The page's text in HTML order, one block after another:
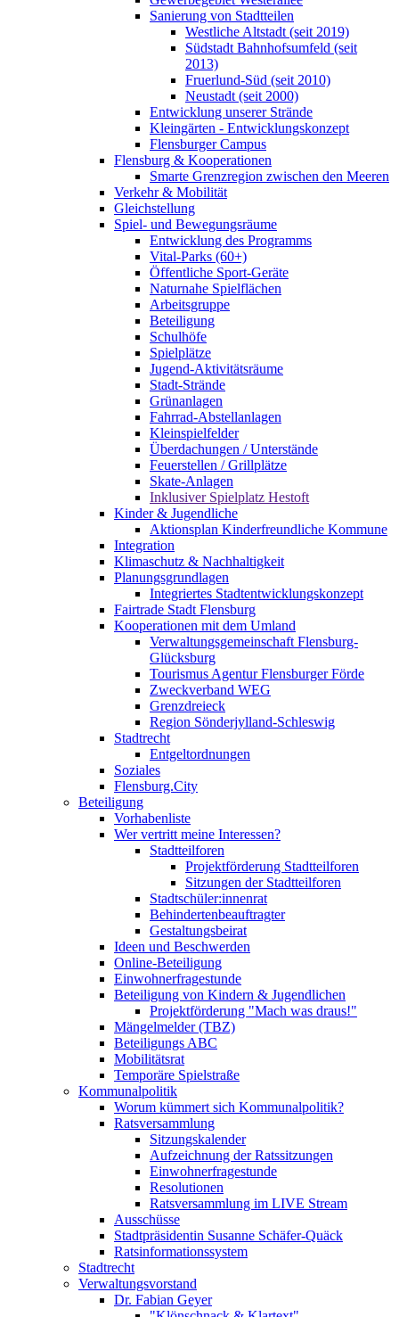
Sanierung von Stadtteilen
Westliche Altstadt (seit 2019)
Südstadt Bahnhofsumfeld (seit
2013)
Fruerlund-Süd (seit 2010)
Neustadt (seit 2000)
Entwicklung unserer Strände
Kleingärten - Entwicklungskonzept
Flensburger Campus
Flensburg & Kooperationen
Smarte Grenzregion zwischen den Meeren
Verkehr & Mobilität
Gleichstellung
Spiel- und Bewegungsräume
Entwicklung des Programms
Vital-Parks (60+)
Öffentliche Sport-Geräte
Naturnahe Spielflächen
Arbeitsgruppe
Beteiligung
Schulhöfe
Spielplätze
Jugend-Aktivitätsräume
Stadt-Strände
Grünanlagen
Fahrrad-Abstellanlagen
Kleinspielfelder
Überdachungen / Unterstände
Feuerstellen / Grillplätze
Skate-Anlagen
Inklusiver Spielplatz Hestoft
Kinder & Jugendliche
Aktionsplan Kinderfreundliche Kommune
Integration
Klimaschutz & Nachhaltigkeit
Planungsgrundlagen
Integriertes Stadtentwicklungskonzept
Fairtrade Stadt Flensburg
Kooperationen mit dem Umland
Verwaltungsgemeinschaft Flensburg-
Glücksburg
Tourismus Agentur Flensburger Förde
Zweckverband WEG
Grenzdreieck
Region Sönderjylland-Schleswig
Stadtrecht
Entgeltordnungen
Soziales
Flensburg.City
Beteiligung
Vorhabenliste
Wer vertritt meine Interessen?
Stadtteilforen
Projektförderung Stadtteilforen
Sitzungen der Stadtteilforen
Stadtschüler:innenrat
Behindertenbeauftragter
Gestaltungsbeirat
Ideen und Beschwerden
Online-Beteiligung
Einwohnerfragestunde
Beteiligung von Kindern & Jugendlichen
Projektförderung "Mach was draus!"
Mängelmelder (TBZ)
Beteiligungs ABC
Mobilitätsrat
Temporäre Spielstraße
Kommunalpolitik
Worum kümmert sich Kommunalpolitik?
Ratsversammlung
Sitzungskalender
Aufzeichnung der Ratssitzungen
Einwohnerfragestunde
Resolutionen
Ratsversammlung im LIVE Stream
Ausschüsse
Stadtpräsidentin Susanne Schäfer-Quäck
Ratsinformationssystem
Stadtrecht
Verwaltungsvorstand
Dr. Fabian Geyer